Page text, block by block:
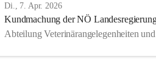
Di., 7. Apr. 2026
Kundmachung der NÖ
Abteilung Veterinärangelegenheiten